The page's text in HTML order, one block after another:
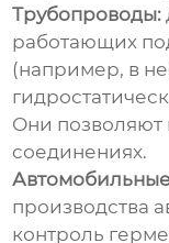
Трубопроводы:
работающих
(например, в
Они позволяют
соединениях.
производства
контроль